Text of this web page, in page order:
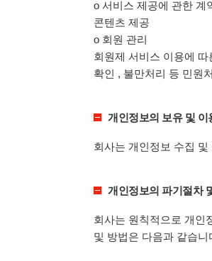
ο 서비스 제공에 관한 계
콘텐츠 제공
ο 회원 관리
회원제 서비스 이용에
확인 , 불만처리 등 민원
개인정보의 보유 및 이
회사는 개인정보 수집
개인정보의 파기절차
회사는 원칙적으로 개인
및 방법은 다음과 같습니